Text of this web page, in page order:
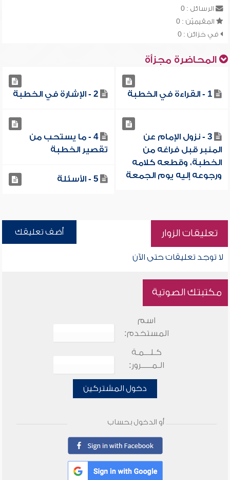
الرسائل : 0
المقيميّن : 0
في خزائن : 0
المحاضرة مجزأة
1 - القراءة في الخطبة 2 - الإشارة في الخطبة
3 - نزول الإمام عن
المنبر قبل فراغه من
الخطبة، وقطعه كلامه
ورجوعه إليه يوم الجمعة
4 - ما يستحب من
تقصير الخطبة
5 - الأسئلة
تعليقات الزوار أضف تعليقك
لا توجد تعليقات حتى الآن
مكتبتك الصوتية
اسم
المستخدم:
كـلـــمـة
الـمـــــرور:
دخول المشتركين
أو الدخول بحساب